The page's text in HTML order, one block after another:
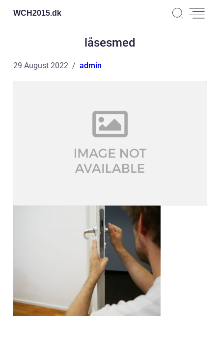
WCH2015.dk
låsesmed
29 August 2022 admin